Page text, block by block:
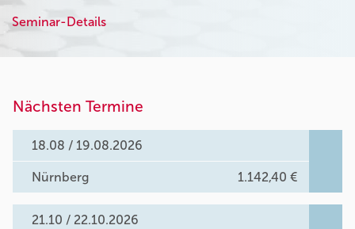
Seminar-Details
Nächsten Termine
18.08 / 19.08.2026
Nürnberg 1.142,40 €
21.10 / 22.10.2026